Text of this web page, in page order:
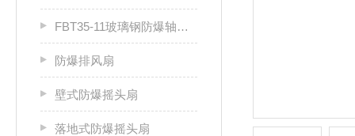
FBT35-11玻璃钢防爆轴流风机
防爆排风扇
壁式防爆摇头扇
落地式防爆摇头扇